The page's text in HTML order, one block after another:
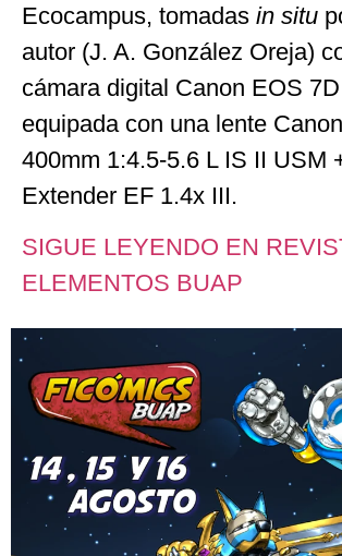
Ecocampus, tomadas in situ
autor (J. A. González Oreja)
cámara digital Canon EOS
equipada con una lente
400mm 1:4.5-5.6 L IS II USM
Extender EF 1.4x III.
SIGUE LEYENDO EN
ELEMENTOS BUAP